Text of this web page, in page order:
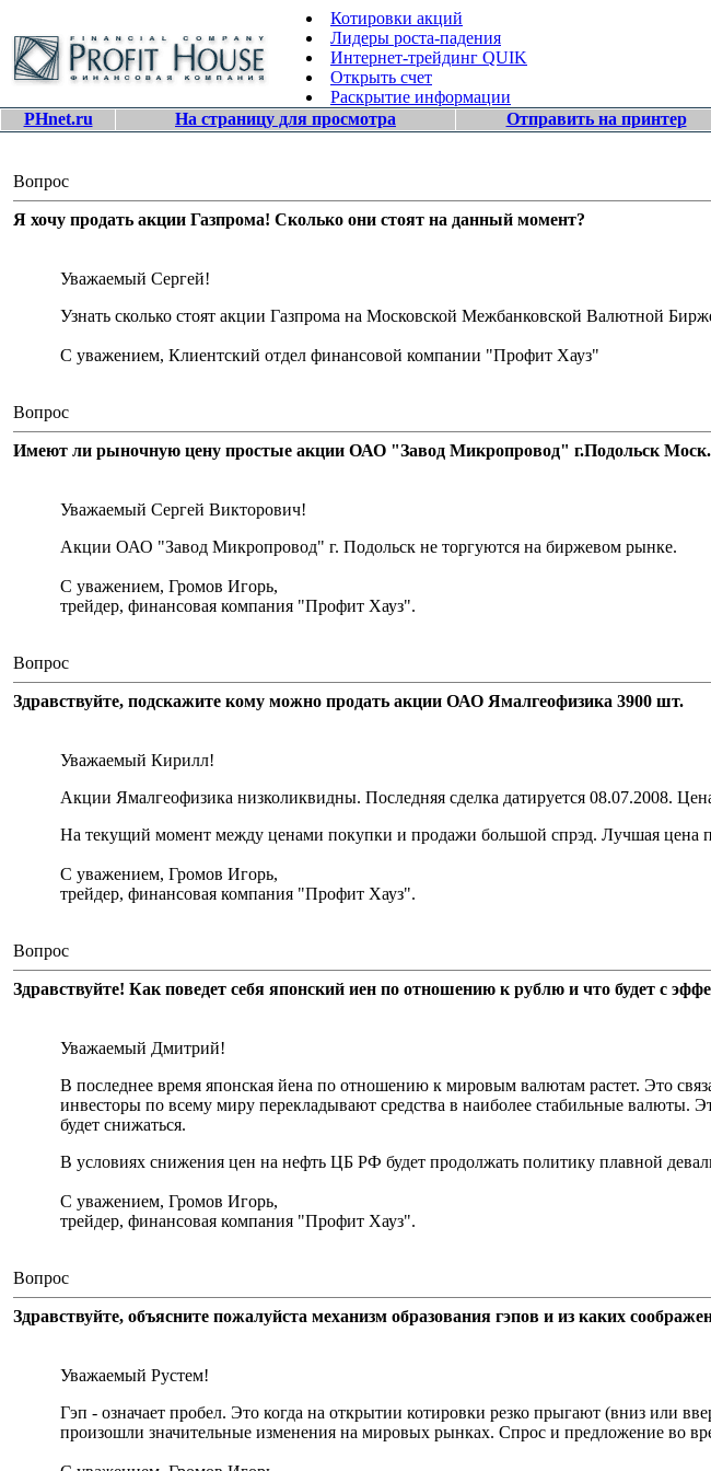
Котировки акций
Лидеры роста-падения
Интернет-трейдинг QUIK
Открыть счет
Раскрытие информации
PHnet.ru
На страницу для просмотра Отправить на принтер
Вопрос
Я хочу продать акции Газпрома! Сколько они стоят на данный момент?
Уважаемый Сергей!
Узнать сколько стоят акции Газпрома на Московской Межбанковской Валютной
С уважением, Клиентский отдел финансовой компании "Профит Хауз"
Вопрос
Имеют ли рыночную цену простые акции ОАО "Завод Микропровод" г.Подольск
Уважаемый Сергей Викторович!
Акции ОАО "Завод Микропровод" г. Подольск не торгуются на биржевом рынке.
С уважением, Громов Игорь,
трейдер, финансовая компания "Профит Хауз".
Вопрос
Здравствуйте, подскажите кому можно продать акции ОАО Ямалгеофизика 3900 шт.
Уважаемый Кирилл!
Акции Ямалгеофизика низколиквидны. Последняя сделка датируется 08.07.2008.
На текущий момент между ценами покупки и продажи большой спрэд. Лучшая цена
С уважением, Громов Игорь,
трейдер, финансовая компания "Профит Хауз".
Вопрос
Здравствуйте! Как поведет себя японский иен по отношению к рублю и что будет с
Уважаемый Дмитрий!
В последнее время японская йена по отношению к мировым валютам растет. Это
инвесторы по всему миру перекладывают средства в наиболее стабильные валюты.
будет снижаться.
В условиях снижения цен на нефть ЦБ РФ будет продолжать политику плавной
С уважением, Громов Игорь,
трейдер, финансовая компания "Профит Хауз".
Вопрос
Здравствуйте, объясните пожалуйста механизм образования гэпов и из каких
Уважаемый Рустем!
Гэп - означает пробел. Это когда на открытии котировки резко прыгают (вниз или
произошли значительные изменения на мировых рынках. Спрос и предложение во